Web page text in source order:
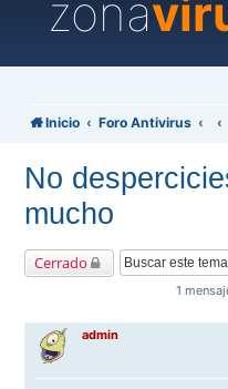
zona
Inicio Foro Antivirus
No
mucho
Cerrado
1
admin